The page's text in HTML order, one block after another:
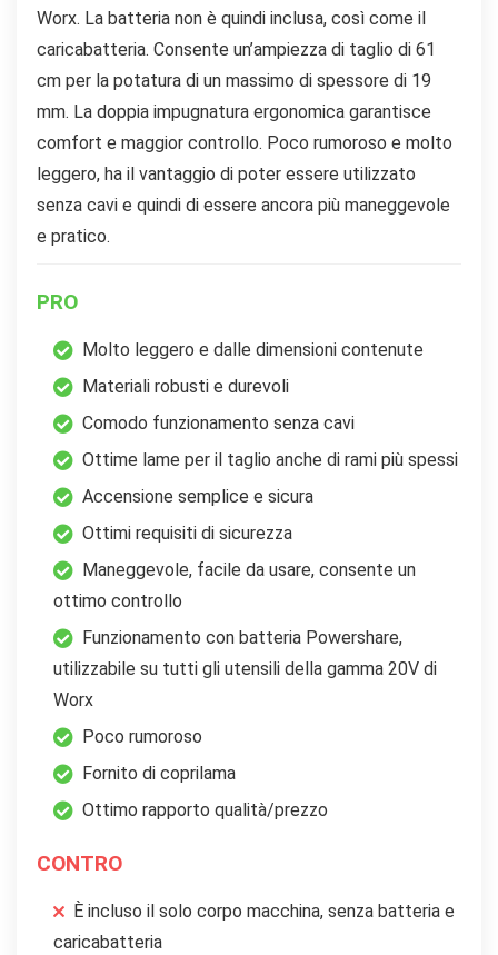
Worx. La batteria non è quindi inclusa, così come il
caricabatteria. Consente un’ampiezza di taglio di 61
cm per la potatura di un massimo di spessore di 19
mm. La doppia impugnatura ergonomica garantisce
comfort e maggior controllo. Poco rumoroso e molto
leggero, ha il vantaggio di poter essere utilizzato
senza cavi e quindi di essere ancora più maneggevole
e pratico.
PRO
Molto leggero e dalle dimensioni contenute
Materiali robusti e durevoli
Comodo funzionamento senza cavi
Ottime lame per il taglio anche di rami più spessi
Accensione semplice e sicura
Ottimi requisiti di sicurezza
Maneggevole, facile da usare, consente un
ottimo controllo
Funzionamento con batteria Powershare,
utilizzabile su tutti gli utensili della gamma 20V di
Worx
Poco rumoroso
Fornito di coprilama
Ottimo rapporto qualità/prezzo
CONTRO
È incluso il solo corpo macchina, senza batteria e
caricabatteria